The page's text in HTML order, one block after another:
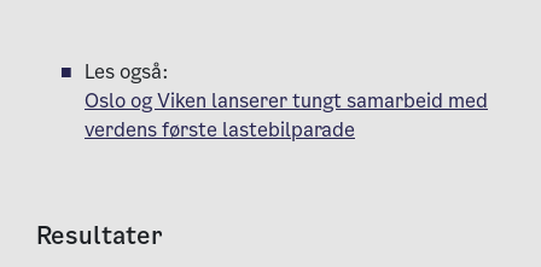
Les også:
Oslo og Viken lanserer tungt samarbeid med
verdens første lastebilparade
Resultater